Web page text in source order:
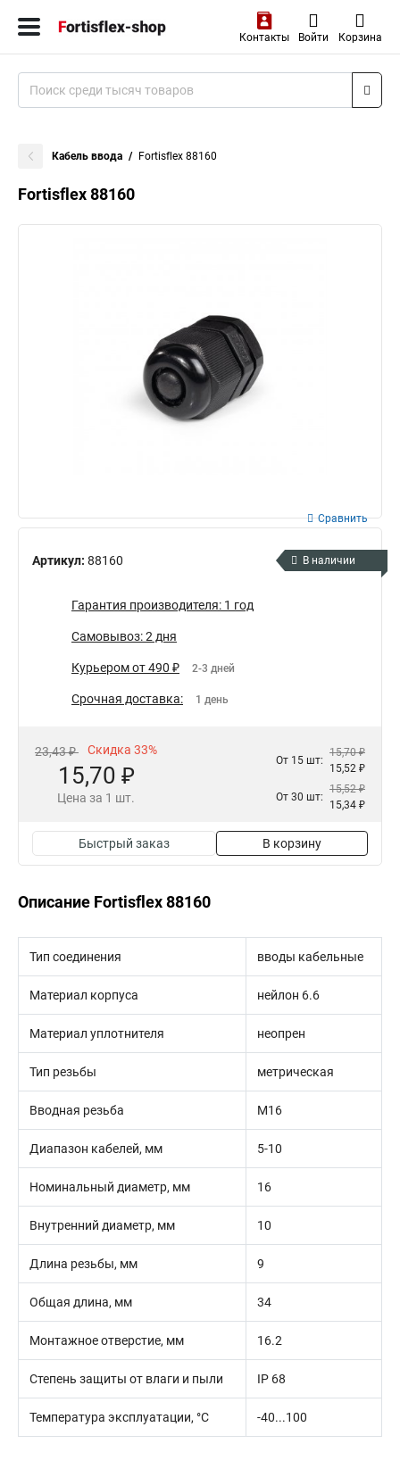
Контакты Войти Корзина
Кабель ввода Fortisflex 88160
Fortisflex 88160
Артикул: 88160
Сравнить
В наличии
Гарантия производителя: 1 год
Самовывоз: 2 дня
Курьером от 490 ₽ 2-3 дней
Срочная доставка: 1 день
23,43 ₽ Скидка 33%
15,70 ₽
Цена за 1 шт.
От 15 шт:
15,70 ₽
15,52 ₽
От 30 шт:
15,52 ₽
15,34 ₽
Быстрый заказ В корзину
Описание Fortisflex 88160
Тип соединения вводы кабельные
Материал корпуса нейлон 6.6
Материал уплотнителя неопрен
Тип резьбы метрическая
Вводная резьба M16
Диапазон кабелей, мм 5-10
Номинальный диаметр, мм 16
Внутренний диаметр, мм 10
Длина резьбы, мм 9
Общая длина, мм 34
Монтажное отверстие, мм 16.2
Степень защиты от влаги и пыли IP 68
Температура эксплуатации, °С -40...100